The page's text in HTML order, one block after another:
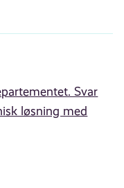
Svar
løsning med